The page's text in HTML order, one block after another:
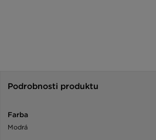
Podrobnosti produktu
Farba
Modrá